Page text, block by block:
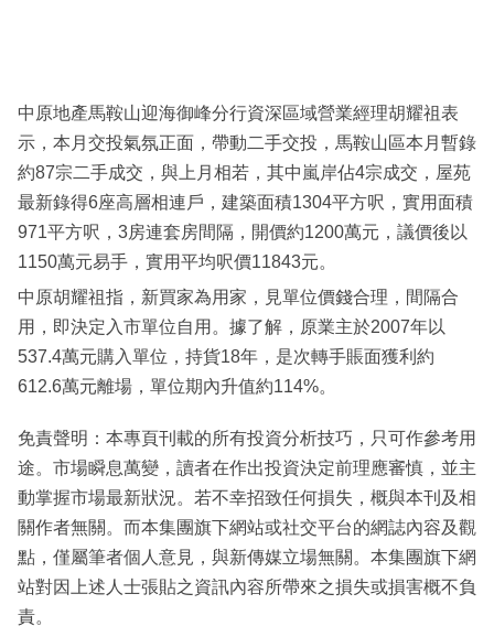
區
中原地產馬鞍山迎海御峰分行資深區域營業經理胡耀祖表
示，本月交投氣氛正面，帶動二手交投，馬鞍山區本月暫錄
約87宗二手成交，與上月相若，其中嵐岸佔4宗成交，屋苑
最新錄得6座高層相連戶，建築面積1304平方呎，實用面積
971平方呎，3房連套房間隔，開價約1200萬元，議價後以
1150萬元易手，實用平均呎價11843元。
中原胡耀祖指，新買家為用家，見單位價錢合理，間隔合
用，即決定入市單位自用。據了解，原業主於2007年以
537.4萬元購入單位，持貨18年，是次轉手賬面獲利約
612.6萬元離場，單位期內升值約114%。
免責聲明：本專頁刊載的所有投資分析技巧，只可作參考用
途。市場瞬息萬變，讀者在作出投資決定前理應審慎，並主
動掌握市場最新狀況。若不幸招致任何損失，概與本刊及相
關作者無關。而本集團旗下網站或社交平台的網誌內容及觀
點，僅屬筆者個人意見，與新傳媒立場無關。本集團旗下網
站對因上述人士張貼之資訊內容所帶來之損失或損害概不負
責。